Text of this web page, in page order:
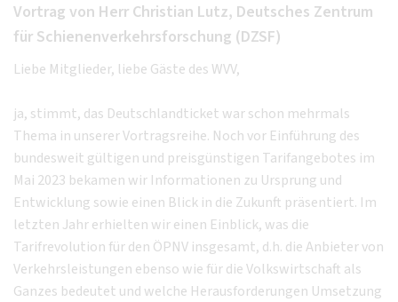
Vortrag von Herr Christian Lutz, Deutsches Zentrum
für Schienenverkehrsforschung (DZSF)
Liebe Mitglieder, liebe Gäste des WVV,
ja, stimmt, das Deutschlandticket war schon mehrmals
Thema in unserer Vortragsreihe. Noch vor Einführung des
bundesweit gültigen und preisgünstigen Tarifangebotes im
Mai 2023 bekamen wir Informationen zu Ursprung und
Entwicklung sowie einen Blick in die Zukunft präsentiert. Im
letzten Jahr erhielten wir einen Einblick, was die
Tarifrevolution für den ÖPNV insgesamt, d.h. die Anbieter von
Verkehrsleistungen ebenso wie für die Volkswirtschaft als
Ganzes bedeutet und welche Herausforderungen Umsetzung